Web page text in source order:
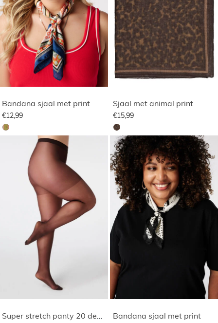
Bandana sjaal met print
€12,99
Sjaal met animal print
€15,99
Super stretch panty 20 denier Bandana sjaal met print